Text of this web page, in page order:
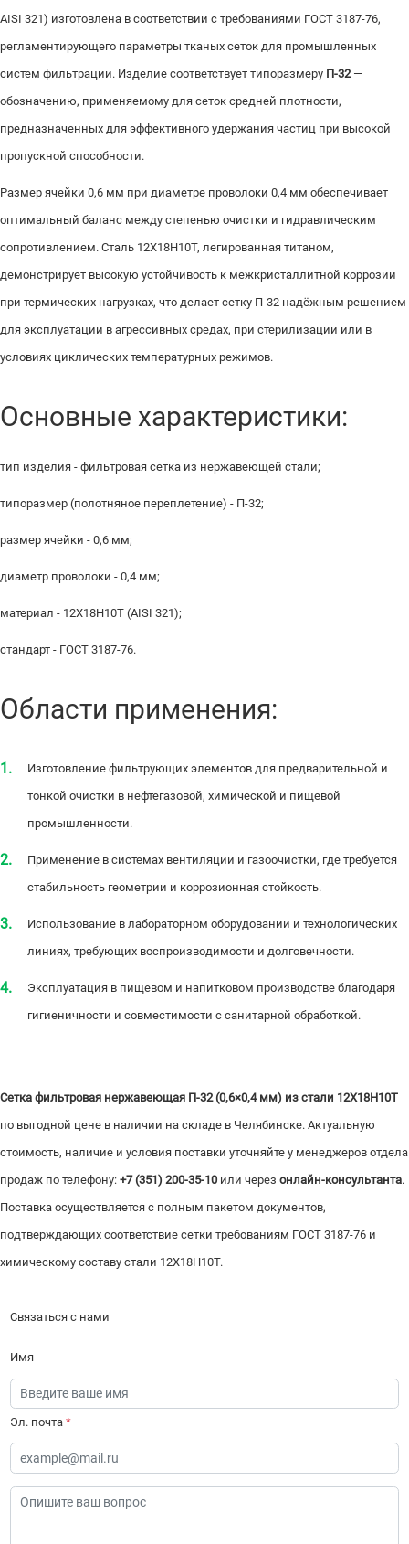
AISI 321) изготовлена в соответствии с требованиями ГОСТ 3187-76,
регламентирующего параметры тканых сеток для промышленных
систем фильтрации. Изделие соответствует типоразмеру П-32—
обозначению, применяемому для сеток средней плотности,
предназначенных для эффективного удержания частиц при высокой
пропускной способности.
Размер ячейки 0,6 мм при диаметре проволоки 0,4 мм обеспечивает
оптимальный баланс между степенью очистки и гидравлическим
сопротивлением. Сталь 12Х18Н10Т, легированная титаном,
демонстрирует высокую устойчивость к межкристаллитной коррозии
при термических нагрузках, что делает сетку П-32 надёжным решением
для эксплуатации в агрессивных средах, при стерилизации или в
условиях циклических температурных режимов.
Основные характеристики:
тип изделия - фильтровая сетка из нержавеющей стали;
типоразмер (полотняное переплетение) - П-32;
размер ячейки - 0,6 мм;
диаметр проволоки - 0,4 мм;
материал - 12Х18Н10Т (AISI 321);
стандарт - ГОСТ 3187-76.
Области применения:
Изготовление фильтрующих элементов для предварительной и
тонкой очистки в нефтегазовой, химической и пищевой
промышленности.
Применение в системах вентиляции и газоочистки, где требуется
стабильность геометрии и коррозионная стойкость.
Использование в лабораторном оборудовании и технологических
линиях, требующих воспроизводимости и долговечности.
Эксплуатация в пищевом и напитковом производстве благодаря
гигиеничности и совместимости с санитарной обработкой.
Сетка фильтровая нержавеющая П-32 (0,6×0,4 мм) из стали 12Х18Н10Т
по выгодной цене в наличии на складе в Челябинске. Актуальную
стоимость, наличие и условия поставки уточняйте у менеджеров отдела
продаж по телефону: +7 (351) 200-35-10 или через онлайн-консультанта.
Поставка осуществляется с полным пакетом документов,
подтверждающих соответствие сетки требованиям ГОСТ 3187-76 и
химическому составу стали 12Х18Н10Т.
Связаться с нами
Имя
Эл. почта *